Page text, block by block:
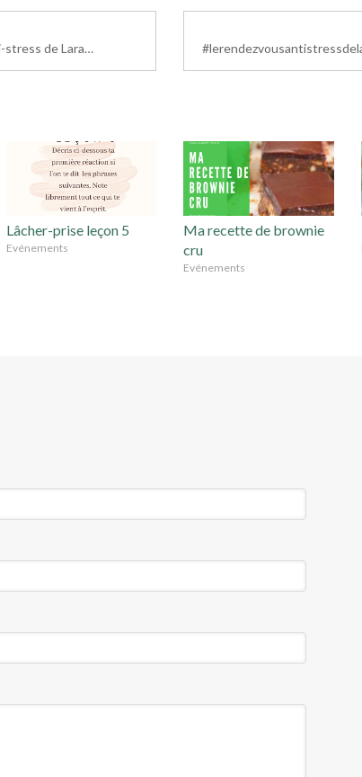
Le rendez-vous anti-stress de Lara sur Santé Magazine
Lâcher-prise leçon 5
Evénements
Ma recette de brownie
cru
Evénements